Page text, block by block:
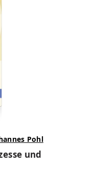
Pohl
und